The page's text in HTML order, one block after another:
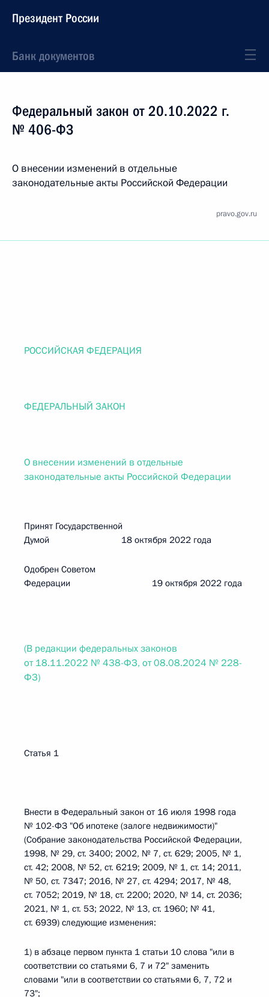
Президент России
Банк документов
Федеральный закон от 20.10.2022 г.
№ 406-ФЗ
О внесении изменений в отдельные
законодательные акты Российской Федерации
pravo.gov.ru
РОССИЙСКАЯ ФЕДЕРАЦИЯ
ФЕДЕРАЛЬНЫЙ ЗАКОН
О внесении изменений в отдельные
законодательные акты Российской Федерации
Принят Государственной
Думой 18 октября 2022 года
Одобрен Советом
Федерации 19 октября 2022 года
(В редакции федеральных законов
от 18.11.2022 № 438-ФЗ, от 08.08.2024 № 228-
ФЗ)
Статья 1
Внести в Федеральный закон от 16 июля 1998 года
№ 102-ФЗ "Об ипотеке (залоге недвижимости)"
(Собрание законодательства Российской Федерации,
1998, № 29, ст. 3400; 2002, № 7, ст. 629; 2005, № 1,
ст. 42; 2008, № 52, ст. 6219; 2009, № 1, ст. 14; 2011,
№ 50, ст. 7347; 2016, № 27, ст. 4294; 2017, № 48,
ст. 7052; 2019, № 18, ст. 2200; 2020, № 14, ст. 2036;
2021, № 1, ст. 53; 2022, № 13, ст. 1960; № 41,
ст. 6939) следующие изменения:
1) в абзаце первом пункта 1 статьи 10 слова "или в
соответствии со статьями 6, 7 и 72" заменить
словами "или в соответствии со статьями 6, 7, 72 и
73";